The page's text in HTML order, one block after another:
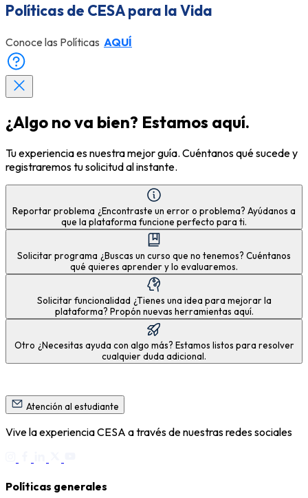
Políticas de CESA para la Vida
Conoce las Políticas AQUÍ
¿Algo no va bien? Estamos aquí.
Tu experiencia es nuestra mejor guía. Cuéntanos qué sucede y
registraremos tu solicitud al instante.
Reportar problema ¿Encontraste un error o problema? Ayúdanos a
que la plataforma funcione perfecto para ti.
Solicitar programa ¿Buscas un curso que no tenemos? Cuéntanos
qué quieres aprender y lo evaluaremos.
Solicitar funcionalidad ¿Tienes una idea para mejorar la
plataforma? Propón nuevas herramientas aquí.
Otro ¿Necesitas ayuda con algo más? Estamos listos para resolver
cualquier duda adicional.
Atención al estudiante
Vive la experiencia CESA a través de nuestras redes sociales
Políticas generales